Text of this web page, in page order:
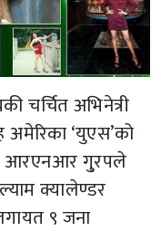
चर्चित अभिनेत्री
अमेरिका ‘युएस’को
आरएनआर गु्रपले
क्यालेण्डर
९ जना